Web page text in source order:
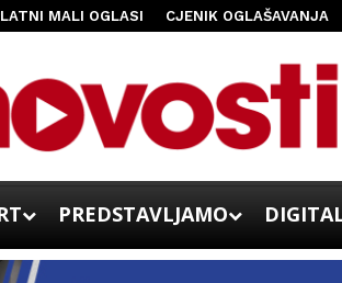
MALI OGLASI CJENIK OGLAŠAVANJA
PREDSTAVLJAMO